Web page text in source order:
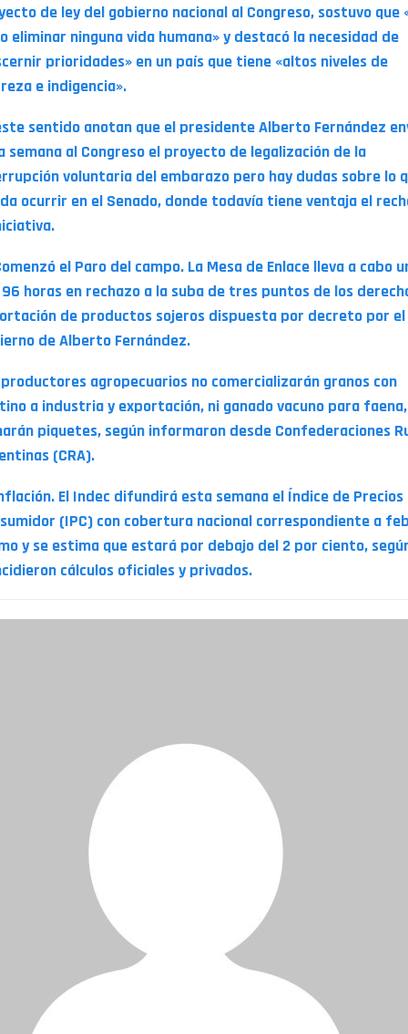
de ley del gobierno nacional al Congreso, sostuvo que
eliminar ninguna vida humana» y destacó la necesidad de
prioridades» en un país que tiene «altos niveles de
e indigencia».
sentido anotan que el presidente Alberto Fernández
semana al Congreso el proyecto de legalización de la
voluntaria del embarazo pero hay dudas sobre lo
ocurrir en el Senado, donde todavía tiene ventaja el
el Paro del campo. La Mesa de Enlace lleva a cabo
horas en rechazo a la suba de tres puntos de los
de productos sojeros dispuesta por decreto por el
de Alberto Fernández.
agropecuarios no comercializarán granos con
a industria y exportación, ni ganado vacuno para
piquetes, según informaron desde Confederaciones
(CRA).
El Indec difundirá esta semana el Índice de Precios
(IPC) con cobertura nacional correspondiente a
y se estima que estará por debajo del 2 por ciento,
cálculos oficiales y privados.